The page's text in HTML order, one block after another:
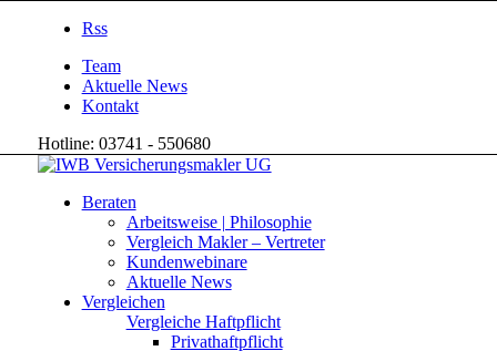
Rss
Team
Aktuelle News
Kontakt
Hotline: 03741 - 550680
Beraten
Arbeitsweise | Philosophie
Vergleich Makler – Vertreter
Kundenwebinare
Aktuelle News
Vergleichen
Vergleiche Haftpflicht
Privathaftpflicht